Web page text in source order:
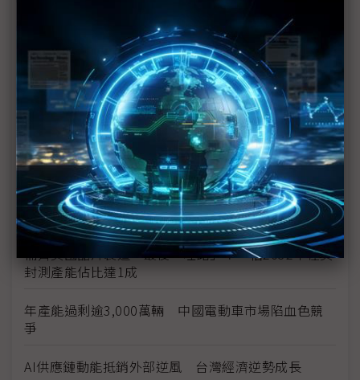
供不應求與運輸成本推升 福特六和預告26年式美製
車價格調漲
美系政策擾動、中系產能過剩 全球車市結構性風險
加拿大總理拒簽不平等貿易協議 強調美加談判不急
於求成
借道策略結合供應鏈重組 中系車廠突圍美國貿易高
補齊美國晶片製造「最後一哩路」？ 估2032年在美
封測產能佔比達1成
年產能過剩逾3,000萬輛 中國電動車市場陷血色競
爭
AI供應鏈動能抵銷外部逆風 台灣經濟逆勢成長